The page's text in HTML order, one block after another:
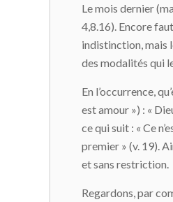
Le mois dernier
4,8.16). Encore
indistinction, mais
des modalités qui
En l’occurrence,
est amour ») : «
ce qui suit : « Ce
premier » (v. 19).
et sans restriction.
Regardons, par